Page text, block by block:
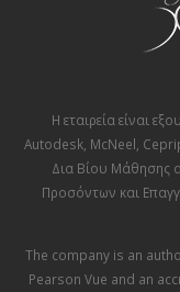
Η εταιρεία είναι
Autodesk, McNeel
Δια Βίου Μάθησης
Προσόντων και
The company is an
Pearson Vue and an